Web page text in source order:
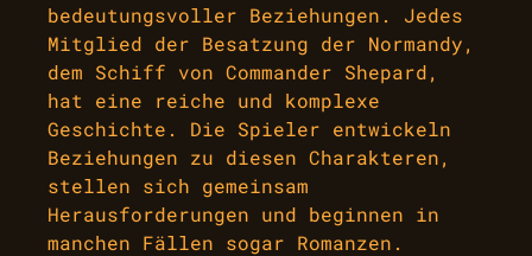
bedeutungsvoller Beziehungen. Jedes
Mitglied der Besatzung der Normandy,
dem Schiff von Commander Shepard,
hat eine reiche und komplexe
Geschichte. Die Spieler entwickeln
Beziehungen zu diesen Charakteren,
stellen sich gemeinsam
Herausforderungen und beginnen in
manchen Fällen sogar Romanzen.